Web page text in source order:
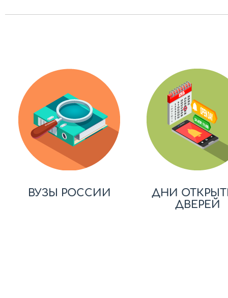
ВУЗЫ РОССИИ
ДНИ
ДВЕРЕЙ